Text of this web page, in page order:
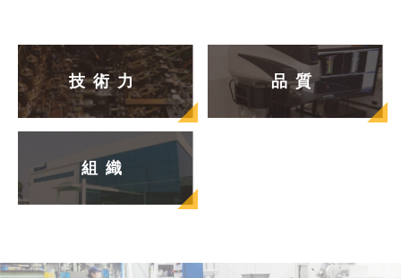
技術力 品質
組織